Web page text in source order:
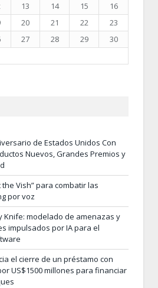
13 14 15
16
20 21 22
23
27 28 29
30
de Estados Unidos Con
Nuevos, Grandes Premios y
Vish” para combatir las
por voz
Knife: modelado de amenazas y
impulsados por IA para el
el cierre de un préstamo con
US$1500 millones para financiar